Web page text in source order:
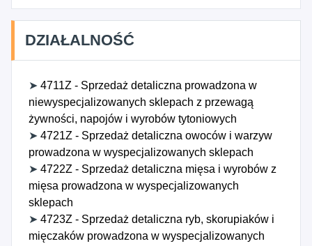
DZIAŁALNOŚĆ
➤ 4711Z - Sprzedaż detaliczna prowadzona w
niewyspecjalizowanych sklepach z przewagą
żywności, napojów i wyrobów tytoniowych
➤ 4721Z - Sprzedaż detaliczna owoców i warzyw
prowadzona w wyspecjalizowanych sklepach
➤ 4722Z - Sprzedaż detaliczna mięsa i wyrobów z
mięsa prowadzona w wyspecjalizowanych
sklepach
➤ 4723Z - Sprzedaż detaliczna ryb, skorupiaków i
mięczaków prowadzona w wyspecjalizowanych